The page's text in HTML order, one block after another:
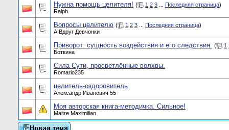
Нужна помощь целителя! ( 1 2 3 Последняя страница)
Ralph
Вопросы целителю ( 1 2 3 Последняя страница)
А Вдруг Девчонки
Приворот: сущность воздействия и его следствия. ( 1
Боткина
Сила Сути, просветлённые волхвы.
Romario235
целитель-оздоровитель
Александр Иванович 55
Моя авторская книга-методичка. Сильное!
Maitre Maximilian